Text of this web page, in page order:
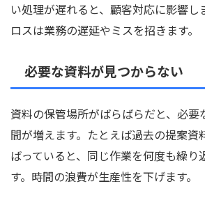
い処理が遅れると、顧客対応に影響し
ロスは業務の遅延やミスを招きます。
必要な資料が見つからない
資料の保管場所がばらばらだと、必
間が増えます。たとえば過去の提案資
ばっていると、同じ作業を何度も繰り
す。時間の浪費が生産性を下げます。